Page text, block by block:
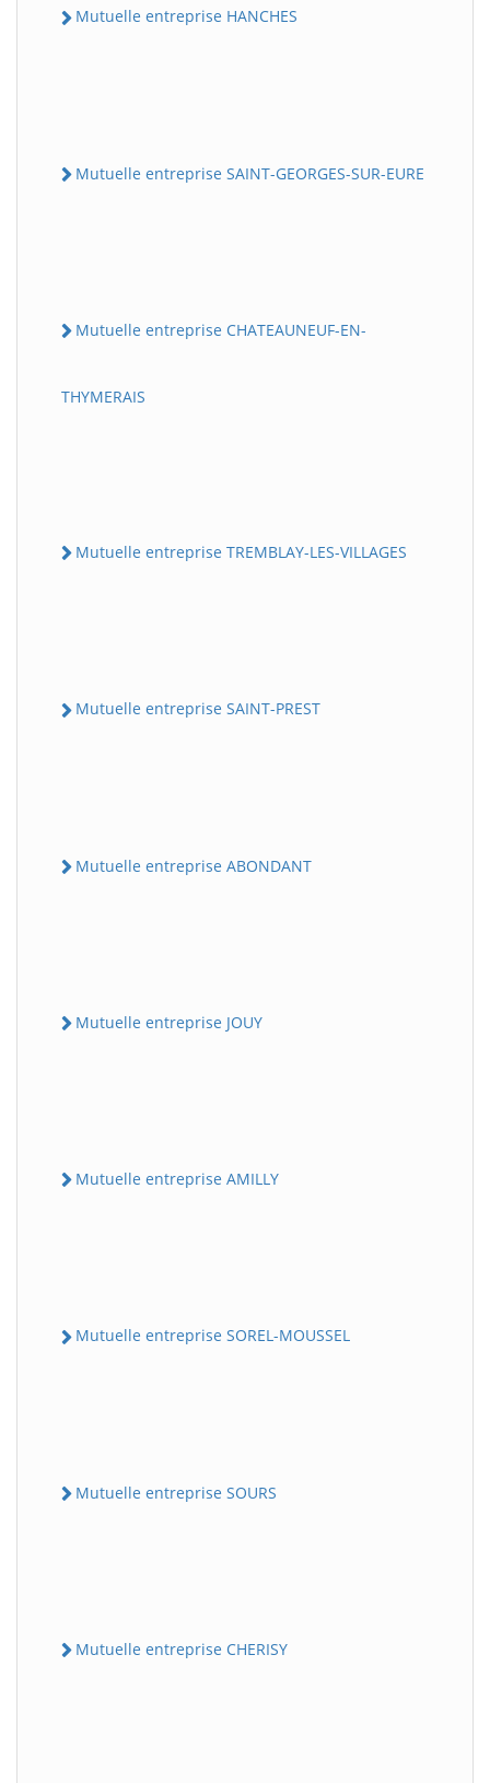
Mutuelle entreprise HANCHES
Mutuelle entreprise SAINT-GEORGES-SUR-EURE
Mutuelle entreprise CHATEAUNEUF-EN-
THYMERAIS
Mutuelle entreprise TREMBLAY-LES-VILLAGES
Mutuelle entreprise SAINT-PREST
Mutuelle entreprise ABONDANT
Mutuelle entreprise JOUY
Mutuelle entreprise AMILLY
Mutuelle entreprise SOREL-MOUSSEL
Mutuelle entreprise SOURS
Mutuelle entreprise CHERISY